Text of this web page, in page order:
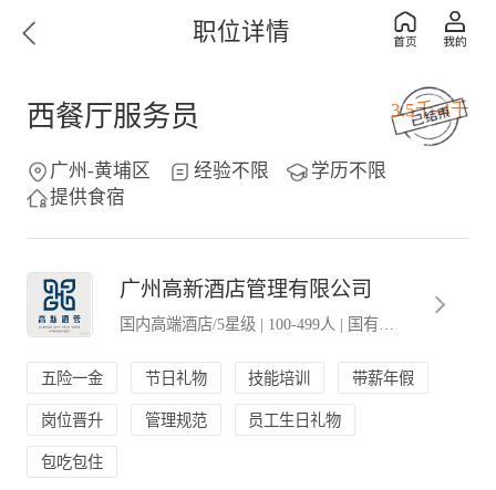
职位详情
西餐厅服务员 3.5千-4千
广州-黄埔区 经验不限
学历不限
提供食宿
广州高新酒店管理有限公司
国内高端酒店/5星级 | 100-499人 | 国有企业
五险一金 节日礼物 技能培训 带薪年假
岗位晋升 管理规范 员工生日礼物
包吃包住